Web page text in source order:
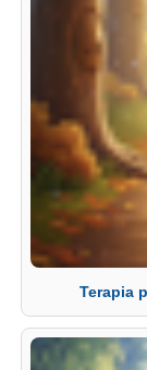
Terapia